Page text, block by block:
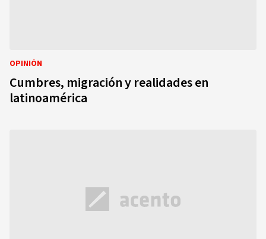
OPINIÓN
Cumbres, migración y realidades en
latinoamérica